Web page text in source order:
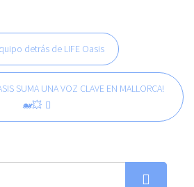
detrás de LIFE Oasis
SUMA UNA VOZ CLAVE EN MALLORCA!
🐋💥